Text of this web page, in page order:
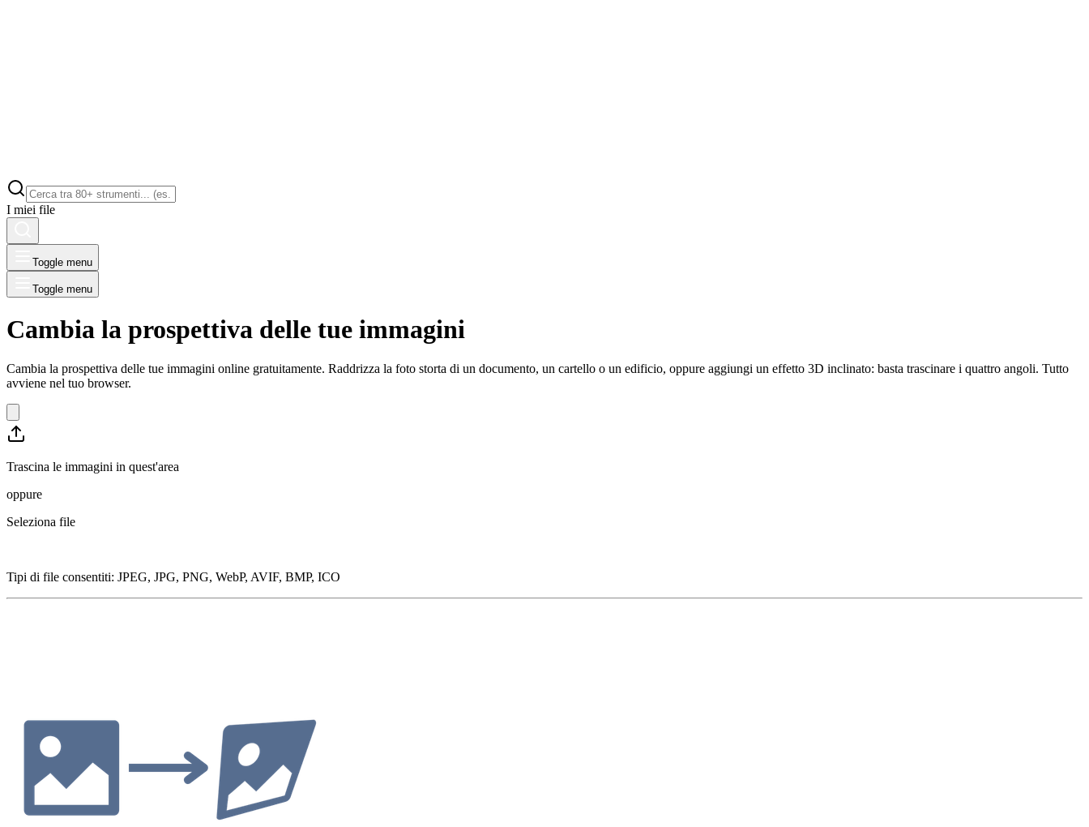
I miei file
Toggle menu
Toggle menu
Cambia la prospettiva delle tue immagini
Cambia la prospettiva delle tue immagini online gratuitamente. Raddrizza la foto storta di un documento, un cartello o un edificio, oppure aggiungi un effetto 3D inclinato: basta trascinare i quattro angoli. Tutto
avviene nel tuo browser.
Trascina le immagini in quest'area
oppure
Seleziona file
Tipi di file consentiti: JPEG, JPG, PNG, WebP, AVIF, BMP, ICO